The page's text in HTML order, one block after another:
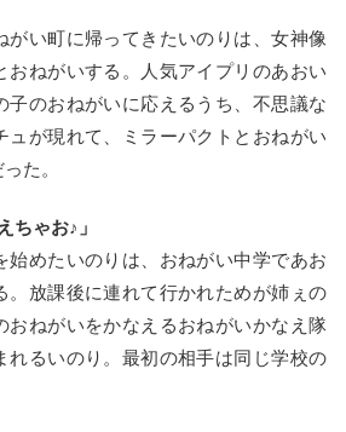
がい町に帰ってきたいのりは、女神像
おねがいする。人気アイプリのあおい
子のおねがいに応えるうち、不思議な
ュが現れて、ミラーパクトとおねがい
た。
ちゃお♪」
始めたいのりは、おねがい中学であお
。放課後に連れて行かれためが姉ぇの
おねがいをかなえるおねがいかなえ隊
れるいのり。最初の相手は同じ学校の